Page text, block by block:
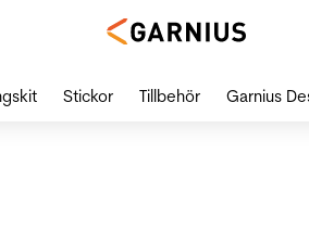
Stickor Tillbehör Garnius